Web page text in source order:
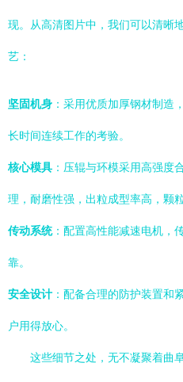
现。从高清图片中，我们可以清晰
艺：
坚固机身 ：采用优质加厚钢材制造
长时间连续工作的考验。
核心模具 ：压辊与环模采用高强度
理，耐磨性强，出粒成型率高，颗
传动系统：配置高性能减速电机，
靠。
安全设计 ：配备合理的防护装置和
户用得放心。
这些细节之处，无不凝聚着曲